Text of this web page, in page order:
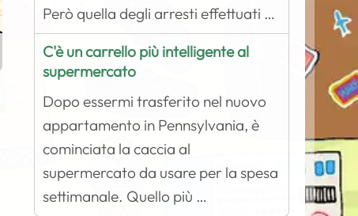
Però quella degli arresti effettuati …
C'è un carrello più intelligente al
supermercato
Dopo essermi trasferito nel nuovo
appartamento in Pennsylvania, è
cominciata la caccia al
supermercato da usare per la spesa
settimanale. Quello più …